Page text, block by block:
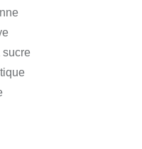
sucre